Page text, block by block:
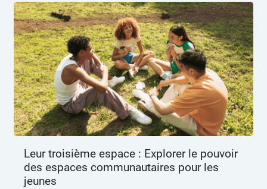
Leur troisième espace : Explorer le pouvoir
des espaces communautaires pour les
jeunes